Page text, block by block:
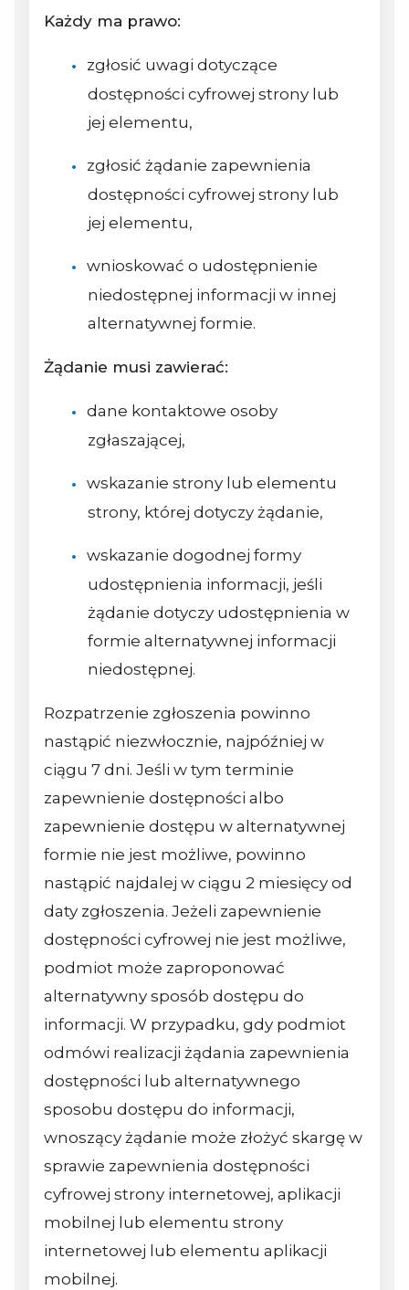
Każdy ma prawo:
zgłosić uwagi dotyczące
dostępności cyfrowej strony lub
jej elementu,
zgłosić żądanie zapewnienia
dostępności cyfrowej strony lub
jej elementu,
wnioskować o udostępnienie
niedostępnej informacji w innej
alternatywnej formie.
Żądanie musi zawierać:
dane kontaktowe osoby
zgłaszającej,
wskazanie strony lub elementu
strony, której dotyczy żądanie,
wskazanie dogodnej formy
udostępnienia informacji, jeśli
żądanie dotyczy udostępnienia w
formie alternatywnej informacji
niedostępnej.
Rozpatrzenie zgłoszenia powinno
nastąpić niezwłocznie, najpóźniej w
ciągu 7 dni. Jeśli w tym terminie
zapewnienie dostępności albo
zapewnienie dostępu w alternatywnej
formie nie jest możliwe, powinno
nastąpić najdalej w ciągu 2 miesięcy od
daty zgłoszenia. Jeżeli zapewnienie
dostępności cyfrowej nie jest możliwe,
podmiot może zaproponować
alternatywny sposób dostępu do
informacji. W przypadku, gdy podmiot
odmówi realizacji żądania zapewnienia
dostępności lub alternatywnego
sposobu dostępu do informacji,
wnoszący żądanie może złożyć skargę w
sprawie zapewnienia dostępności
cyfrowej strony internetowej, aplikacji
mobilnej lub elementu strony
internetowej lub elementu aplikacji
mobilnej.